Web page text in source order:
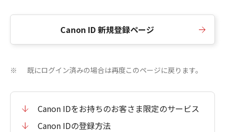
Canon ID 新規登録ページ
※ 既にログイン済みの場合は再度このページに戻ります。
Canon IDをお持ちのお客さま限定のサービス
Canon IDの登録方法